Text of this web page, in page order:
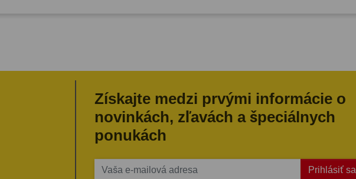
Získajte medzi prvými informácie o
novinkách, zľavách a špeciálnych
ponukách
Prihlásiť sa